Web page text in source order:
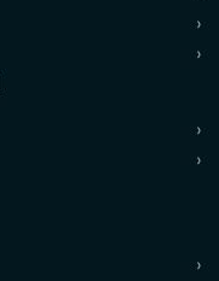
›
›
›
›
›